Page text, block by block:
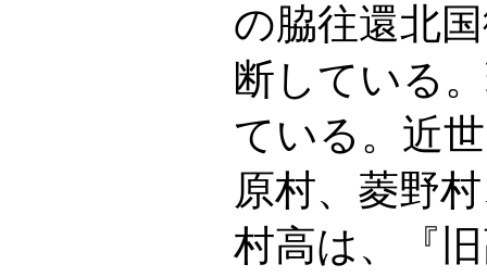
の脇往還北
断している
ている。近
原村、菱野
村高は、『